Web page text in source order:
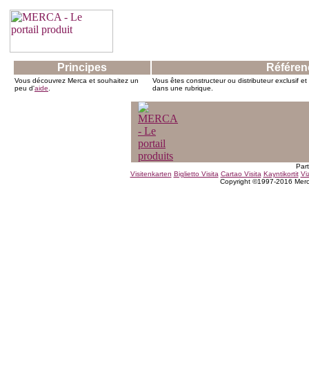
Principes
Vous découvrez Merca et souhaitez un
peu d'aide
Vous êtes constructeur ou distributeur exclusif
dans une rubrique.
Visitenkarten Biglietto Visita Cartao Visita Kayntikortit
Copyright ©1997-2016